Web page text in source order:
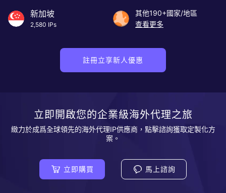
新加坡
2,580 IPs
其他190+國家/地區
查看更多
註冊立享新人優惠
立即開啟您的企業級海外代理之旅
緻力於成爲全球領先的海外代理IP供應商，點擊諮詢獲取定製化方
案。
立即購買 馬上諮詢